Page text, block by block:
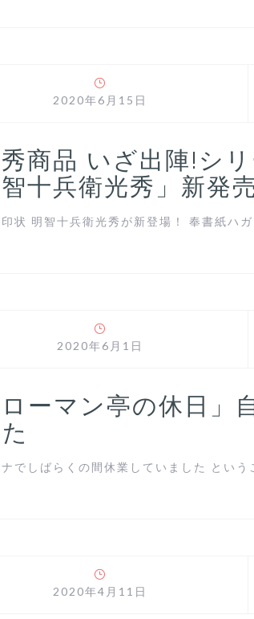
2020年6月15日
商品 いざ出陣!シ
十兵衛光秀」新発売
状 明智十兵衛光秀が新登場！ 奉書紙ハ
2020年6月1日
ローマン亭の休日」
ナでしばらくの間休業していました とい
2020年4月11日